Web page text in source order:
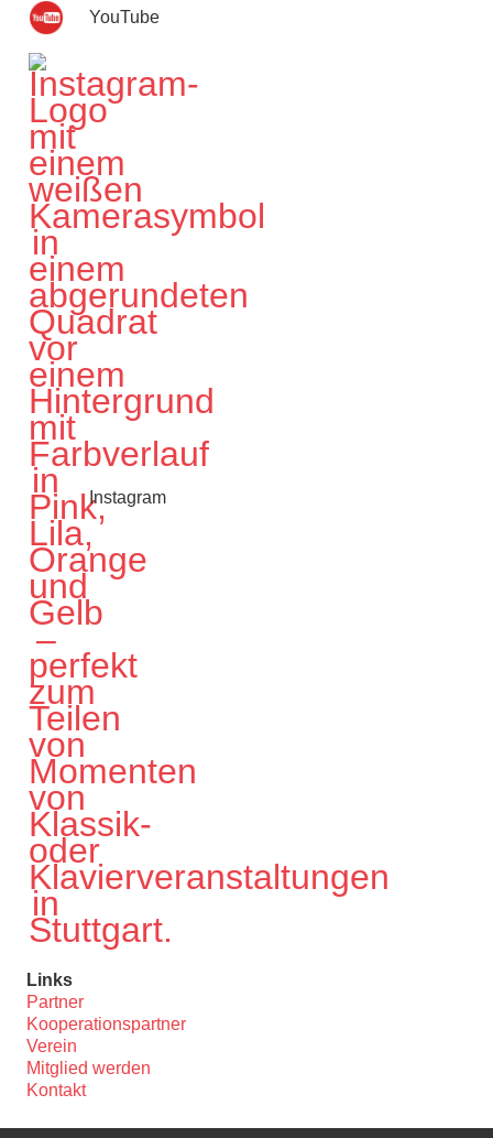
YouTube
Instagram
Links
Partner
Kooperationspartner
Verein
Mitglied werden
Kontakt